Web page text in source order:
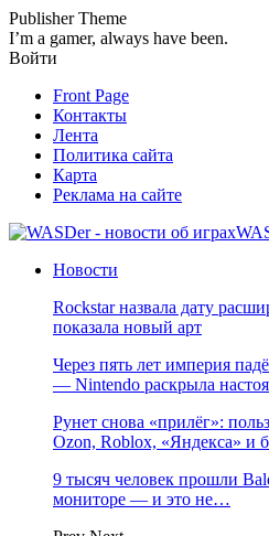
Publisher Theme
I’m a gamer, always have been.
Войти
Front Page
Контакты
Лента
Политика сайта
Карта
Реклама на сайте
Новости
Rockstar назвала дату
показала новый арт
Через пять лет империя
— Nintendo раскрыла
Рунет снова «прилёг»:
Ozon, Roblox, «Яндекса» и
9 тысяч человек прошли
мониторе — и это не…